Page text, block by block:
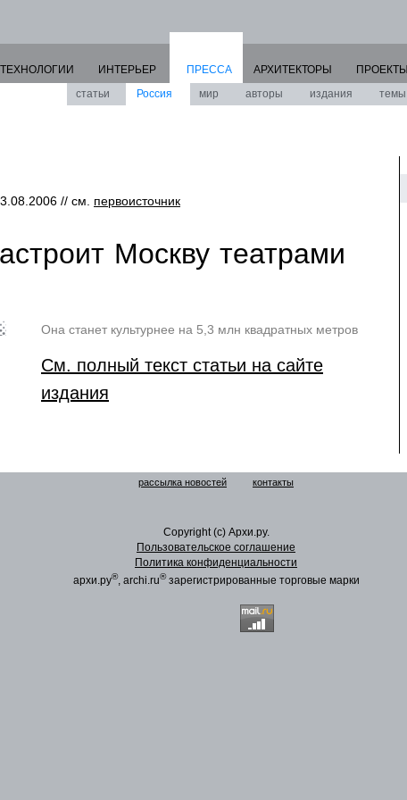
ТЕХНОЛОГИИ ИНТЕРЬЕР
ПРЕССА
статьи
Россия мир авторы издания темы
АРХИТЕКТОРЫ ПРОЕКТЫ
// см. первоисточник
Москву театрами
Она станет культурнее на 5,3 млн квадратных метров
См. полный текст статьи на сайте
издания
рассылка новостей контакты
Copyright (c) Архи.ру.
Пользовательское соглашение
Политика конфиденциальности
архи.ру®, archi.ru®зарегистрированные торговые марки